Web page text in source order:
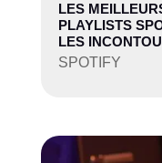
LES
PLAYLISTS
LES
SPOTIFY